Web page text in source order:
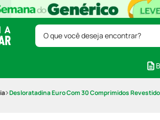
O que você deseja encontrar?
Desloratadina Euro Com 30 Comprimidos